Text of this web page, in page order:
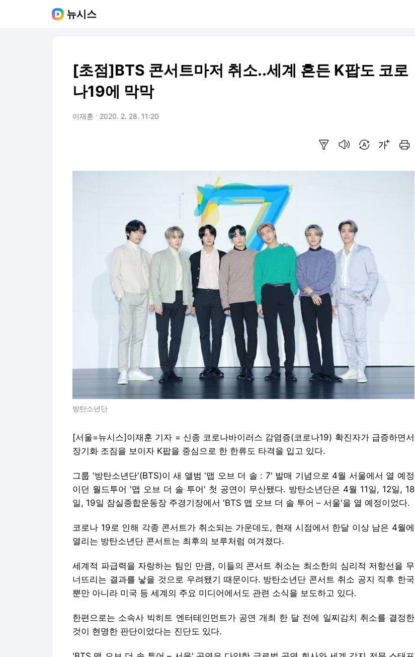
뉴시스
[초점]BTS 콘서트마저 취소..세계 흔든 K팝도 코로
나19에 막막
이재훈 2020. 2. 28. 11:20
방탄소년단
[서울=뉴시스]이재훈 기자 = 신종 코로나바이러스 감염증(코로나19) 확진자가 급증하면서
장기화 조짐을 보이자 K팝을 중심으로 한 한류도 타격을 입고 있다.
그룹 '방탄소년단'(BTS)이 새 앨범 '맵 오브 더 솔 : 7' 발매 기념으로 4월 서울에서 열 예정
이던 월드투어 '맵 오브 더 솔 투어' 첫 공연이 무산됐다. 방탄소년단은 4월 11일, 12일, 18
일, 19일 잠실종합운동장 주경기장에서 'BTS 맵 오브 더 솔 투어 – 서울'을 열 예정이었다.
코로나 19로 인해 각종 콘서트가 취소되는 가운데도, 현재 시점에서 한달 이상 남은 4월에
열리는 방탄소년단 콘서트는 최후의 보루처럼 여겨졌다.
세계적 파급력을 자랑하는 팀인 만큼, 이들의 콘서트 취소는 최소한의 심리적 저항선을 무
너뜨리는 결과를 낳을 것으로 우려됐기 때문이다. 방탄소년단 콘서트 취소 공지 직후 한국
뿐만 아니라 미국 등 세계의 주요 미디어에서도 관련 소식을 보도하고 있다.
한편으로는 소속사 빅히트 엔터테인먼트가 공연 개최 한 달 전에 일찌감치 취소를 결정한
것이 현명한 판단이었다는 진단도 있다.